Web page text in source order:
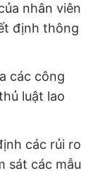
nhân viên
định thông
các công
luật lao
các rủi ro
sát các mẫu